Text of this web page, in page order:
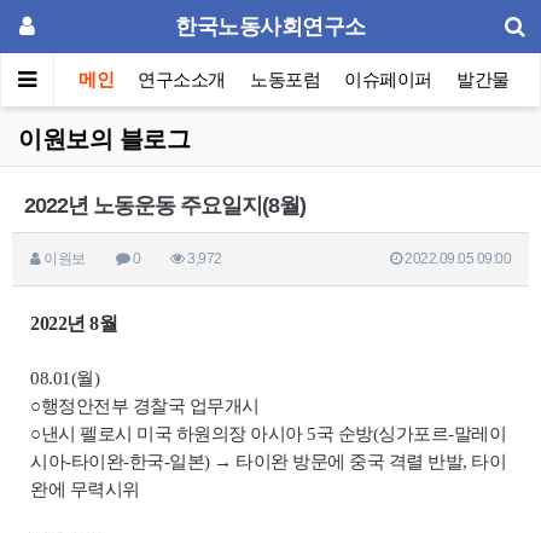
한국노동사회연구소
메인 연구소소개 노동포럼 이슈페이퍼 발간물
이원보의 블로그
2022년 노동운동 주요일지(8월)
이원보 0 3,972 2022.09.05 09:00
2022년 8월
08.01(월)
○행정안전부 경찰국 업무개시
○낸시 펠로시 미국 하원의장 아시아 5국 순방(싱가포르-말레이
시아-타이완-한국-일본) → 타이완 방문에 중국 격렬 반발, 타이
완에 무력시위